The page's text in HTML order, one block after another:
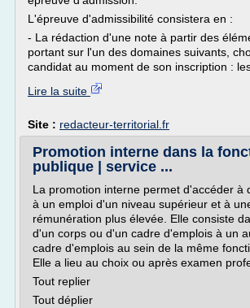
L'épreuve d'admissibilité consistera en :
- La rédaction d'une note à partir des
portant sur l'un des domaines suivants,
candidat au moment de son inscription :
Lire la suite
Site : redacteur-territorial.fr
Promotion interne dans la
publique | service ...
La promotion interne permet d'accéder à
à un emploi d'un niveau supérieur et à
rémunération plus élevée. Elle consiste
d'un corps ou d'un cadre d'emplois à un
cadre d'emplois au sein de la même
Elle a lieu au choix ou après examen
Tout replier
Tout déplier